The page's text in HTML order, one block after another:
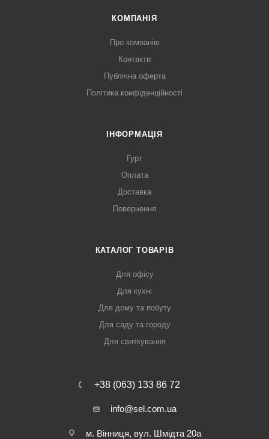
КОМПАНІЯ
Про компанію
Контакти
Публічна оферта
Політика конфіденційності
ІНФОРМАЦІЯ
Гурт
Оплата
Доставка
Повернення
КАТАЛОГ ТОВАРІВ
Для офісу
Для кухні
Для дому та побуту
Для саду та городу
Для святкування
+38 (063) 133 86 72
info@sel.com.ua
м. Вінниця, вул. Шмідта 20а